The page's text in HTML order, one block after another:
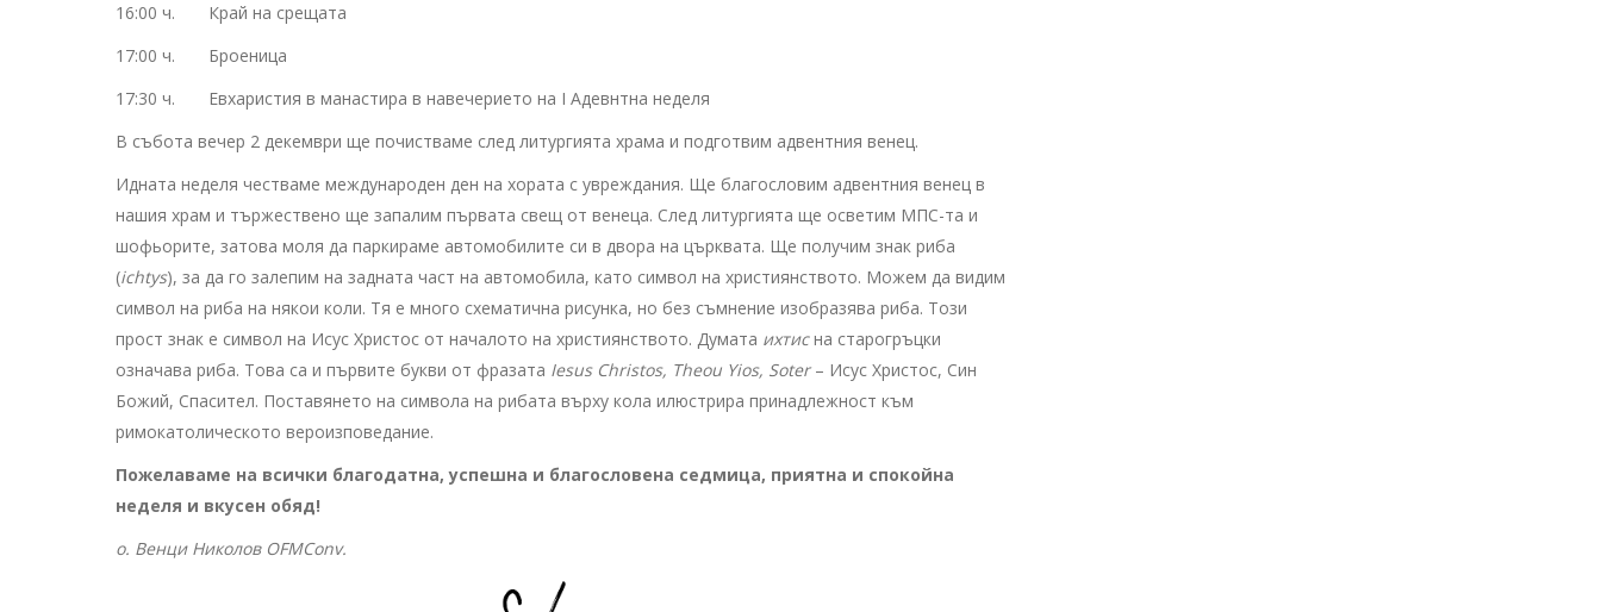
16:00 ч. Край на срещата
17:00 ч. Броеница
17:30 ч. Евхаристия в манастира в навечерието на I Адевнтна неделя
В събота вечер 2 декември ще почистваме след литургията храма и подготвим адвентния венец.
Идната неделя честваме международен ден на хората с увреждания. Ще благословим адвентния венец в
нашия храм и тържествено ще запалим първата свещ от венеца. След литургията ще осветим МПС-та и
шофьорите, затова моля да паркираме автомобилите си в двора на църквата. Ще получим знак риба
(ichtys), за да го залепим на задната част на автомобила, като символ на християнството. Можем да видим
символ на риба на някои коли. Тя е много схематична рисунка, но без съмнение изобразява риба. Този
прост знак е символ на Исус Христос от началото на християнството. Думата ихтисна старогръцки
означава риба. Това са и първите букви от фразата Iesus Christos, Theou Yios, Soter– Исус Христос, Син
Божий, Спасител. Поставянето на символа на рибата върху кола илюстрира принадлежност към
римокатолическото вероизповедание.
Пожелаваме на всички благодатна, успешна и благословена седмица, приятна и спокойна
неделя и вкусен обяд!
о. Венци Николов OFMConv.